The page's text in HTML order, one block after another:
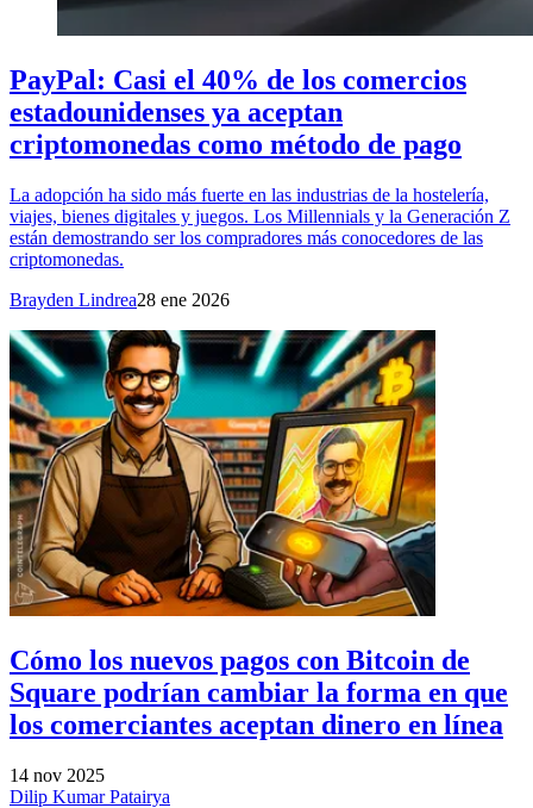
PayPal: Casi el 40% de los comercios
estadounidenses ya aceptan
criptomonedas como método de pago
La adopción ha sido más fuerte en las industrias de la hostelería,
viajes, bienes digitales y juegos. Los Millennials y la Generación Z
están demostrando ser los compradores más conocedores de las
criptomonedas.
Brayden Lindrea28 ene 2026
Cómo los nuevos pagos con Bitcoin de
Square podrían cambiar la forma en que
los comerciantes aceptan dinero en línea
14 nov 2025
Dilip Kumar Patairya